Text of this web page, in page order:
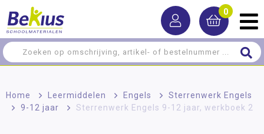
0
Home > Leermiddelen > Engels >
Sterrenwerk Engels
>
9-12 jaar > Sterrenwerk Engels 9-12 jaar, werkboek 2